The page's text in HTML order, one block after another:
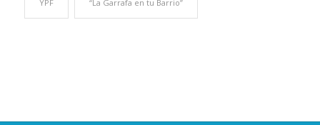
YPF “La Garrafa en tu Barrio”